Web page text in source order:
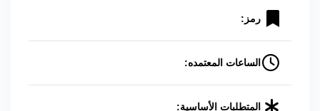
رمز:
الساعات المعتمده:
المتطلبات الأساسية: